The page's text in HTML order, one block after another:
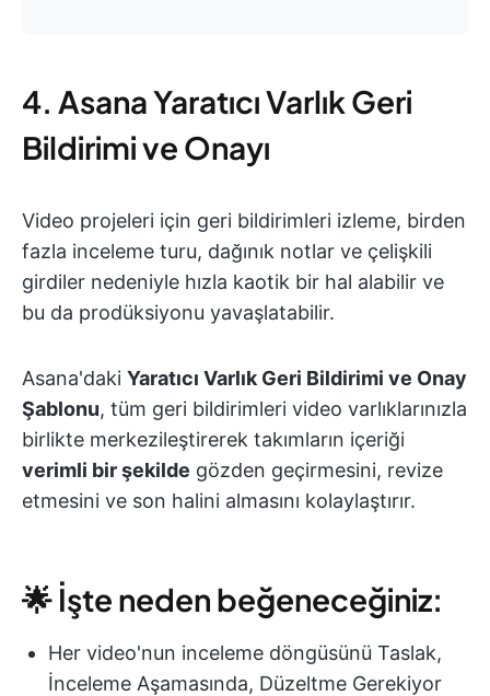
4. Asana Yaratıcı Varlık Geri
Bildirimi ve Onayı
Video projeleri için geri bildirimleri izleme, birden
fazla inceleme turu, dağınık notlar ve çelişkili
girdiler nedeniyle hızla kaotik bir hal alabilir ve
bu da prodüksiyonu yavaşlatabilir.
Asana'daki Yaratıcı Varlık Geri Bildirimi ve Onay
Şablonu, tüm geri bildirimleri video varlıklarınızla
birlikte merkezileştirerek takımların içeriği
verimli bir şekilde gözden geçirmesini, revize
etmesini ve son halini almasını kolaylaştırır.
🌟 İşte neden beğeneceğiniz:
Her video'nun inceleme döngüsünü Taslak,
İnceleme Aşamasında, Düzeltme Gerekiyor